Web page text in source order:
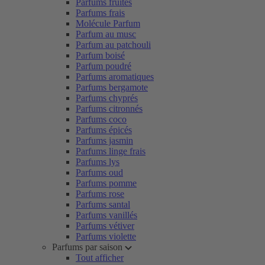
Parfums fruités
Parfums frais
Molécule Parfum
Parfum au musc
Parfum au patchouli
Parfum boisé
Parfum poudré
Parfums aromatiques
Parfums bergamote
Parfums chyprés
Parfums citronnés
Parfums coco
Parfums épicés
Parfums jasmin
Parfums linge frais
Parfums lys
Parfums oud
Parfums pomme
Parfums rose
Parfums santal
Parfums vanillés
Parfums vétiver
Parfums violette
Parfums par saison
Tout afficher